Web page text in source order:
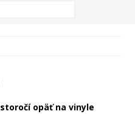
opäť na vinyle